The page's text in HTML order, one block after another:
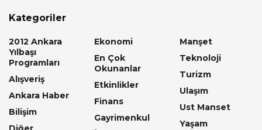
Kategoriler
2012 Ankara
Yılbaşı
Programları
Alışveriş
Ankara Haber
Bilişim
Ekonomi
En Çok
Okunanlar
Etkinlikler
Finans
Gayrimenkul
Manşet
Teknoloji
Turizm
Ulaşım
Ust Manset
Yaşam